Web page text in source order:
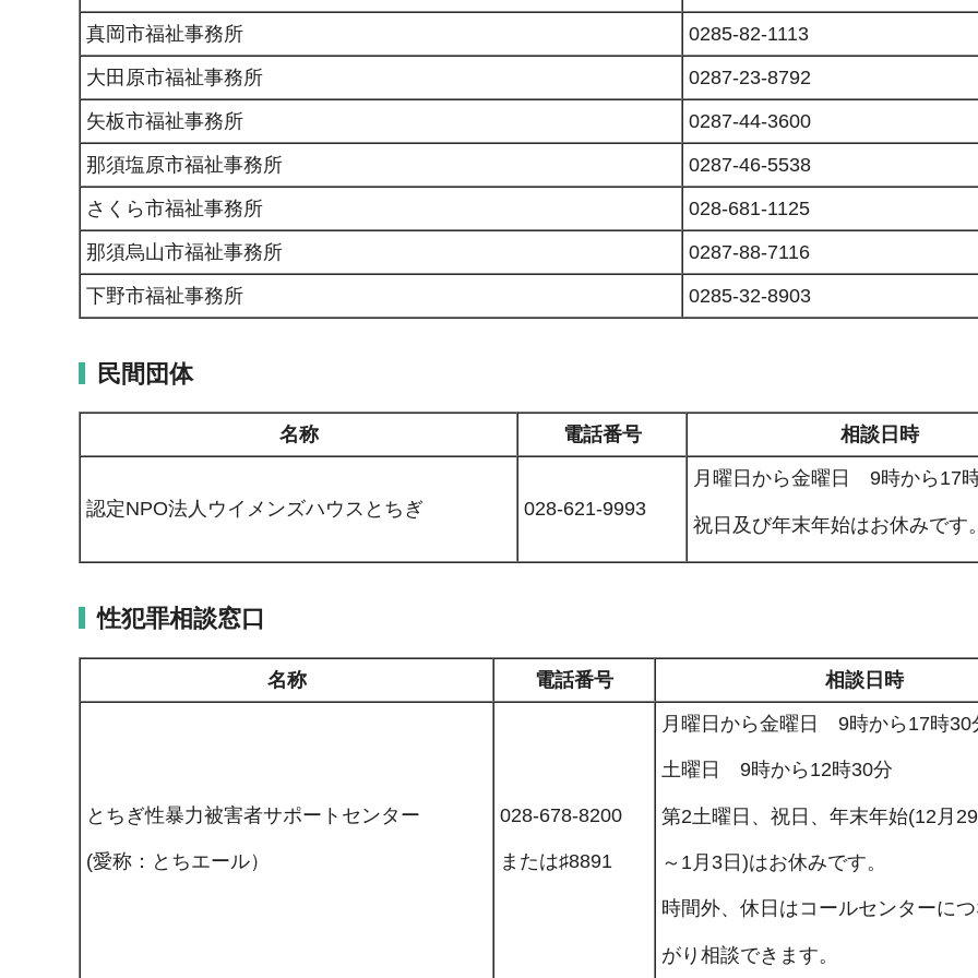
真岡市福祉事務所
0285-82-1113
大田原市福祉事務所
0287-23-8792
矢板市福祉事務所
0287-44-3600
那須塩原市福祉事務所
0287-46-5538
さくら市福祉事務所
028-681-1125
那須烏山市福祉事務所
0287-88-7116
下野市福祉事務所
0285-32-8903
民間団体
名称 電話番号 相談日時
認定NPO法人ウイメンズハウスとちぎ 028-621-9993
月曜日から金曜日 9時から17
祝日及び年末年始はお休みです
性犯罪相談窓口
名称 電話番号 相談日時
とちぎ性暴力被害者サポートセンター
(愛称：とちエール）
028-678-8200
または♯8891
月曜日から金曜日 9時から17時30
土曜日 9時から12時30分
第2土曜日、祝日、年末年始(12月
～1月3日)はお休みです。
時間外、休日はコールセンターに
がり相談できます。